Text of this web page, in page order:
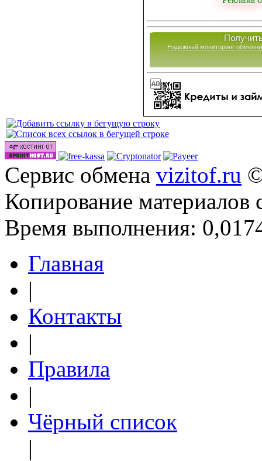
Надежный мониторинг
Сервис обмена vizitof.ru
Копирование материалов
Время выполнения:
Главная
|
Контакты
|
Правила
|
Чёрный список
|